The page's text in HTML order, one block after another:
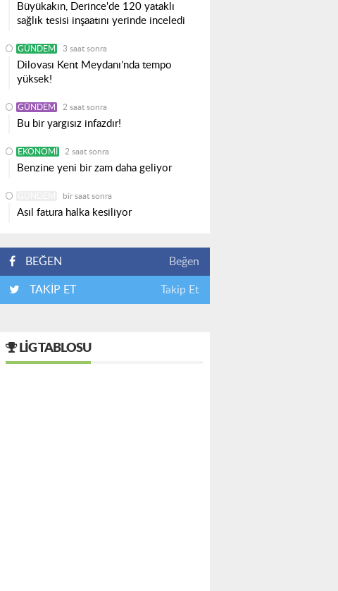
Büyükakın, Derince'de 120 yataklı
sağlık tesisi inşaatını yerinde inceledi
GÜNDEM 3 saat sonra
Dilovası Kent Meydanı’nda tempo
yüksek!
GÜNDEM 2 saat sonra
Bu bir yargısız infazdır!
EKONOMI 2 saat sonra
Benzine yeni bir zam daha geliyor
bir saat sonra
Asıl fatura halka kesiliyor
BEĞEN Beğen
TAKİP ET Takip Et
LIG TABLOSU